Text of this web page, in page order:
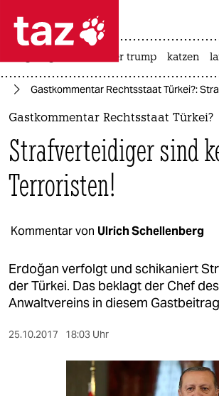
 taz zahl ich
taz zahl ich
politik
öko
gesellschaft
sport
usa unter trump katzen
Gastkommentar Rechtsstaat Türkei?:
Gastkommentar Rechtsstaat Türkei?
Strafverteidiger sind
Terroristen!
Kommentar von Ulrich Schellenberg
Erdoğan verfolgt und schikaniert
der Türkei. Das beklagt der Chef
Anwaltvereins in diesem
25.10.2017 18:03 Uhr